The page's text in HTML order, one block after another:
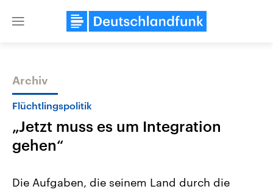
Close
Themen
Archiv
Flüchtlingspolitik
„Jetzt muss es um Integration
gehen“
Die Aufgaben, die seinem Land durch die